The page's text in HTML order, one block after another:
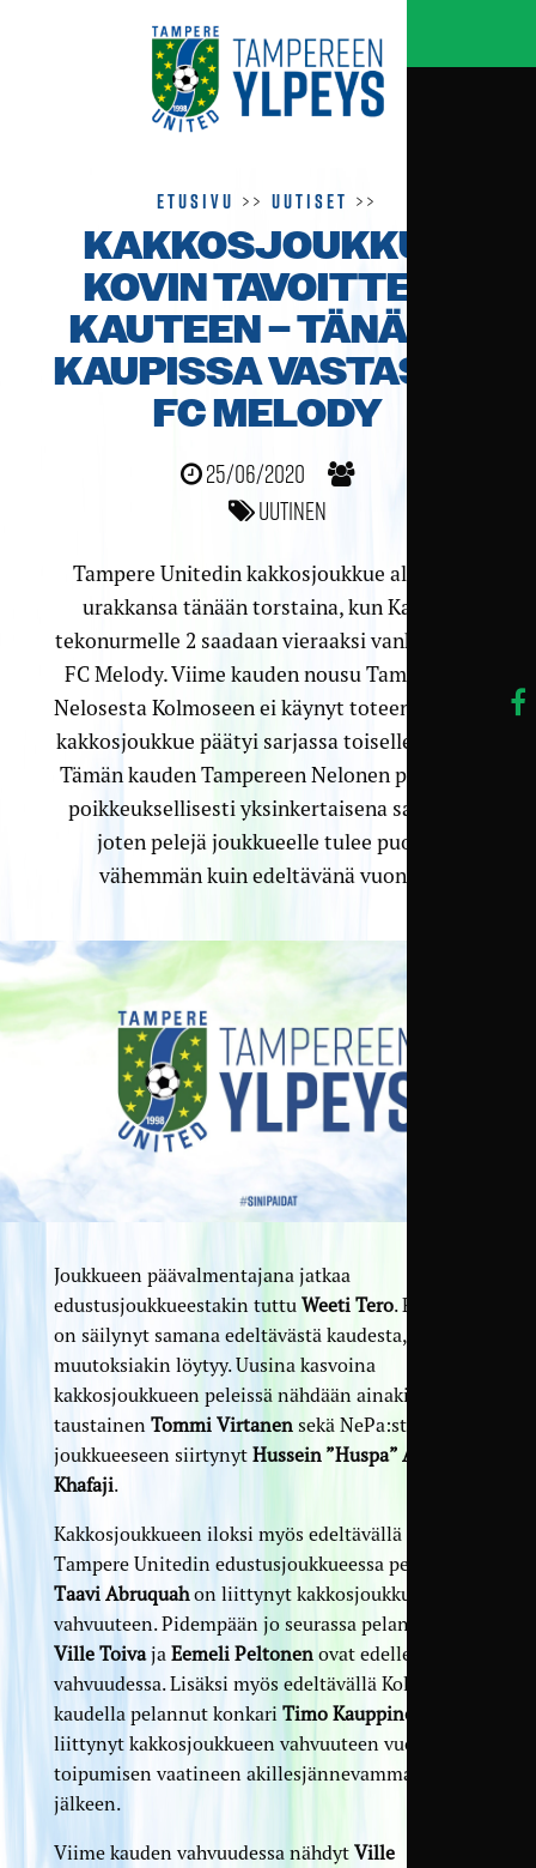
Etusivu >>Uutiset >>
KAKKOSJOUKKUE
KOVIN TAVOITTEIN
KAUTEEN – TÄNÄÄN
KAUPISSA VASTASSA
FC MELODY
25/06/2020
Uutinen
Tampere Unitedin kakkosjoukkue aloittaa
urakkansa tänään torstaina, kun Kaupin
tekonurmelle 2 saadaan vieraaksi vanha tuttu
FC Melody. Viime kauden nousu Tampereen
Nelosesta Kolmoseen ei käynyt toteen, vaikka
kakkosjoukkue päätyi sarjassa toiselle sijalle.
Tämän kauden Tampereen Nelonen pelataan
poikkeuksellisesti yksinkertaisena sarjana,
joten pelejä joukkueelle tulee puolet
vähemmän kuin edeltävänä vuonna.
Joukkueen päävalmentajana jatkaa
edustusjoukkueestakin tuttu Weeti Tero. Runko
on säilynyt samana edeltävästä kaudesta, mutta
muutoksiakin löytyy. Uusina kasvoina
kakkosjoukkueen peleissä nähdään ainakin TPV-
taustainen Tommi Virtanensekä NePa:sta
joukkueeseen siirtynyt Hussein ”Huspa” Al-
Khafaji.
Kakkosjoukkueen iloksi myös edeltävällä kaudella
Tampere Unitedin edustusjoukkueessa pelannut
Taavi Abruquahon liittynyt kakkosjoukkueen
vahvuuteen. Pidempään jo seurassa pelanneet
Ville Toivaja Eemeli Peltonenovat edelleen
vahvuudessa. Lisäksi myös edeltävällä Kolmosen
kaudella pelannut konkari Timo Kauppinen
liittynyt kakkosjoukkueen vahvuuteen vuoden
toipumisen vaatineen akillesjännevamman
jälkeen.
Viime kauden vahvuudessa nähdyt Ville